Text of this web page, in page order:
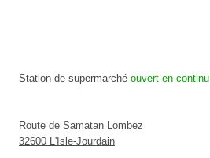
Station de supermarché ouvert en continu
Route de Samatan Lombez
32600 L'Isle-Jourdain